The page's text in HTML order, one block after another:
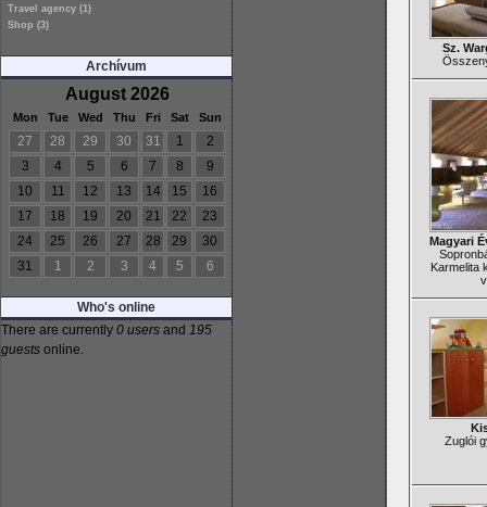
Travel agency (1)
Shop (3)
Archívum
August 2026
Mon Tue Wed Thu Fri Sat Sun
27 28 29 30 31 1
2
3
4 5 6 7 8
9
10
11 12 13 14 15
16
17
18 19 20 21 22
23
24
25 26 27 28 29
30
31
1 2 3 4 5 6
Who's online
There are currently 0 users and 195
guests online.
Sz.
Magyari
Karmelita
Zuglói